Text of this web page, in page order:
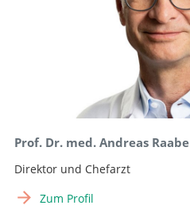
Prof. Dr. med. Andreas Raabe
Direktor und Chefarzt
Zum Profil